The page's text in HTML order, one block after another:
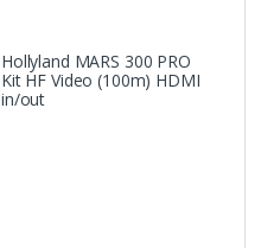
Hollyland MARS 300 PRO
Kit HF Video (100m) HDMI
in/out